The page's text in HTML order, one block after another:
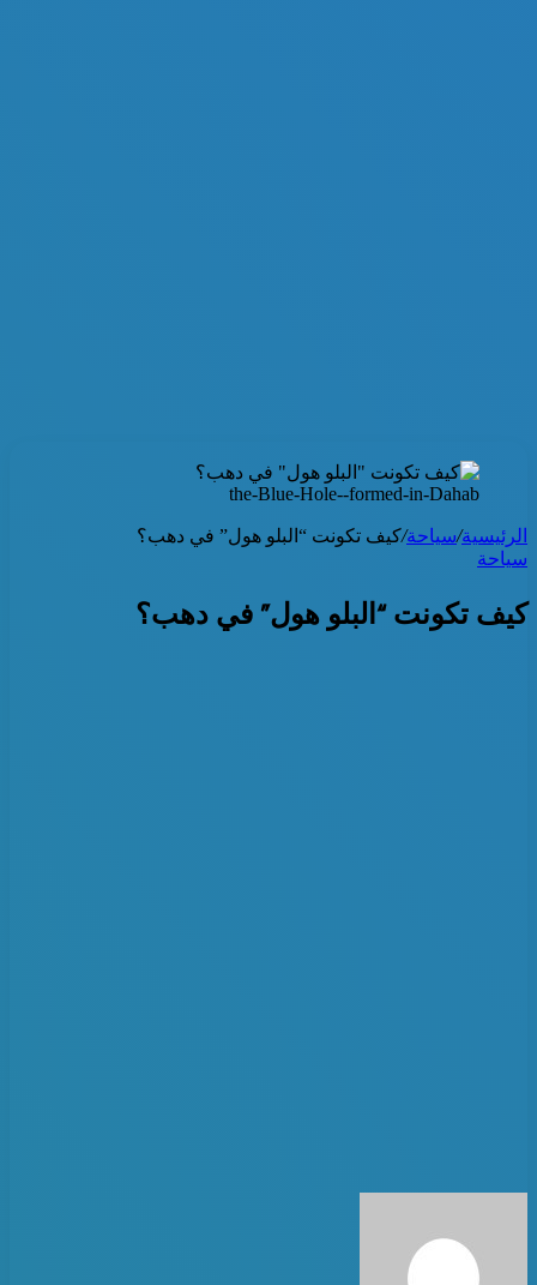
the-Blue-Hole--formed-in-Dahab
الرئيسية/سياحة/كيف تكونت “البلو هول” في دهب؟
سياحة
كيف تكونت “البلو هول” في دهب؟